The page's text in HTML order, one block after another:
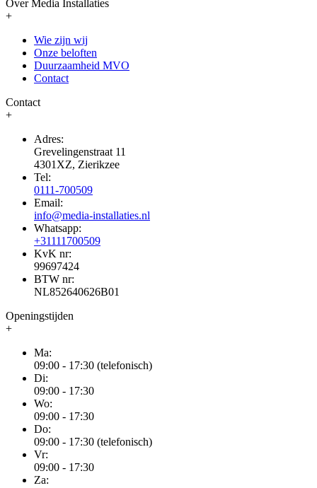
Over Media Installaties
+
Wie zijn wij
Onze beloften
Duurzaamheid MVO
Contact
Contact
+
Adres:
Grevelingenstraat 11
4301XZ, Zierikzee
Tel:
0111-700509
Email:
info@media-installaties.nl
Whatsapp:
+31111700509
KvK nr:
99697424
BTW nr:
NL852640626B01
Openingstijden
+
Ma:
09:00 - 17:30 (telefonisch)
Di:
09:00 - 17:30
Wo:
09:00 - 17:30
Do:
09:00 - 17:30 (telefonisch)
Vr:
09:00 - 17:30
Za: